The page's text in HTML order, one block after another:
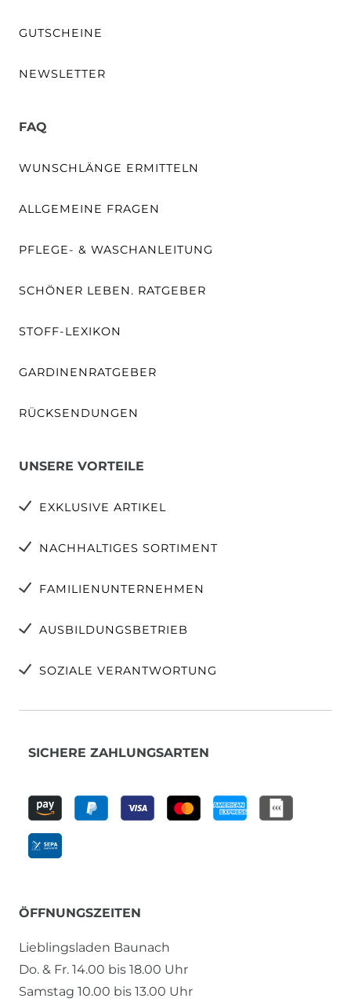
GUTSCHEINE
NEWSLETTER
FAQ
WUNSCHLÄNGE ERMITTELN
ALLGEMEINE FRAGEN
PFLEGE- & WASCHANLEITUNG
SCHÖNER LEBEN. RATGEBER
STOFF-LEXIKON
GARDINENRATGEBER
RÜCKSENDUNGEN
UNSERE VORTEILE
EXKLUSIVE ARTIKEL
NACHHALTIGES SORTIMENT
FAMILIENUNTERNEHMEN
AUSBILDUNGSBETRIEB
SOZIALE VERANTWORTUNG
SICHERE ZAHLUNGSARTEN
ÖFFNUNGSZEITEN
Lieblingsladen Baunach
Do. & Fr. 14.00 bis 18.00 Uhr
Samstag 10.00 bis 13.00 Uhr